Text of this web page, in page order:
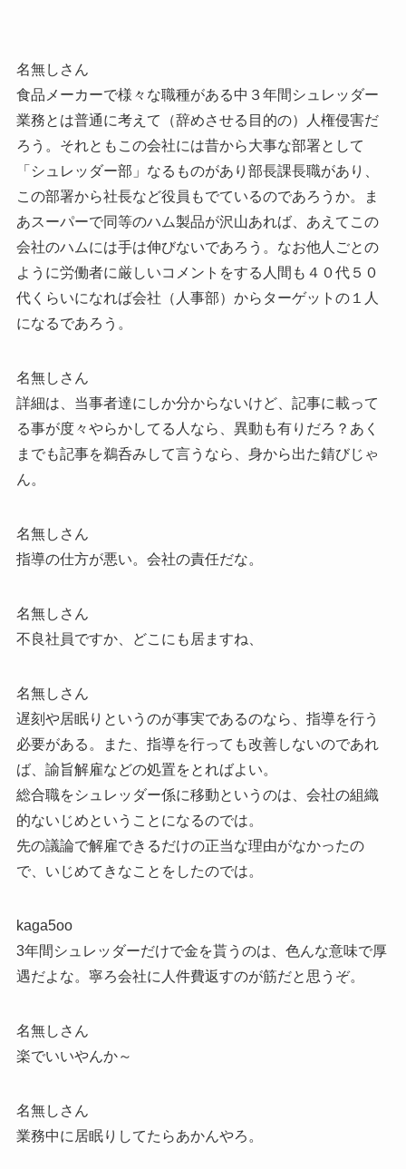
名無しさん
食品メーカーで様々な職種がある中３年間シュレッダー
業務とは普通に考えて（辞めさせる目的の）人権侵害だ
ろう。それともこの会社には昔から大事な部署として
「シュレッダー部」なるものがあり部長課長職があり、
この部署から社長など役員もでているのであろうか。ま
あスーパーで同等のハム製品が沢山あれば、あえてこの
会社のハムには手は伸びないであろう。なお他人ごとの
ように労働者に厳しいコメントをする人間も４０代５０
代くらいになれば会社（人事部）からターゲットの１人
になるであろう。
名無しさん
詳細は、当事者達にしか分からないけど、記事に載って
る事が度々やらかしてる人なら、異動も有りだろ？あく
までも記事を鵜呑みして言うなら、身から出た錆びじゃ
ん。
名無しさん
指導の仕方が悪い。会社の責任だな。
名無しさん
不良社員ですか、どこにも居ますね、
名無しさん
遅刻や居眠りというのが事実であるのなら、指導を行う
必要がある。また、指導を行っても改善しないのであれ
ば、諭旨解雇などの処置をとればよい。
総合職をシュレッダー係に移動というのは、会社の組織
的ないじめということになるのでは。
先の議論で解雇できるだけの正当な理由がなかったの
で、いじめてきなことをしたのでは。
kaga5oo
3年間シュレッダーだけで金を貰うのは、色んな意味で厚
遇だよな。寧ろ会社に人件費返すのが筋だと思うぞ。
名無しさん
楽でいいやんか～
名無しさん
業務中に居眠りしてたらあかんやろ。